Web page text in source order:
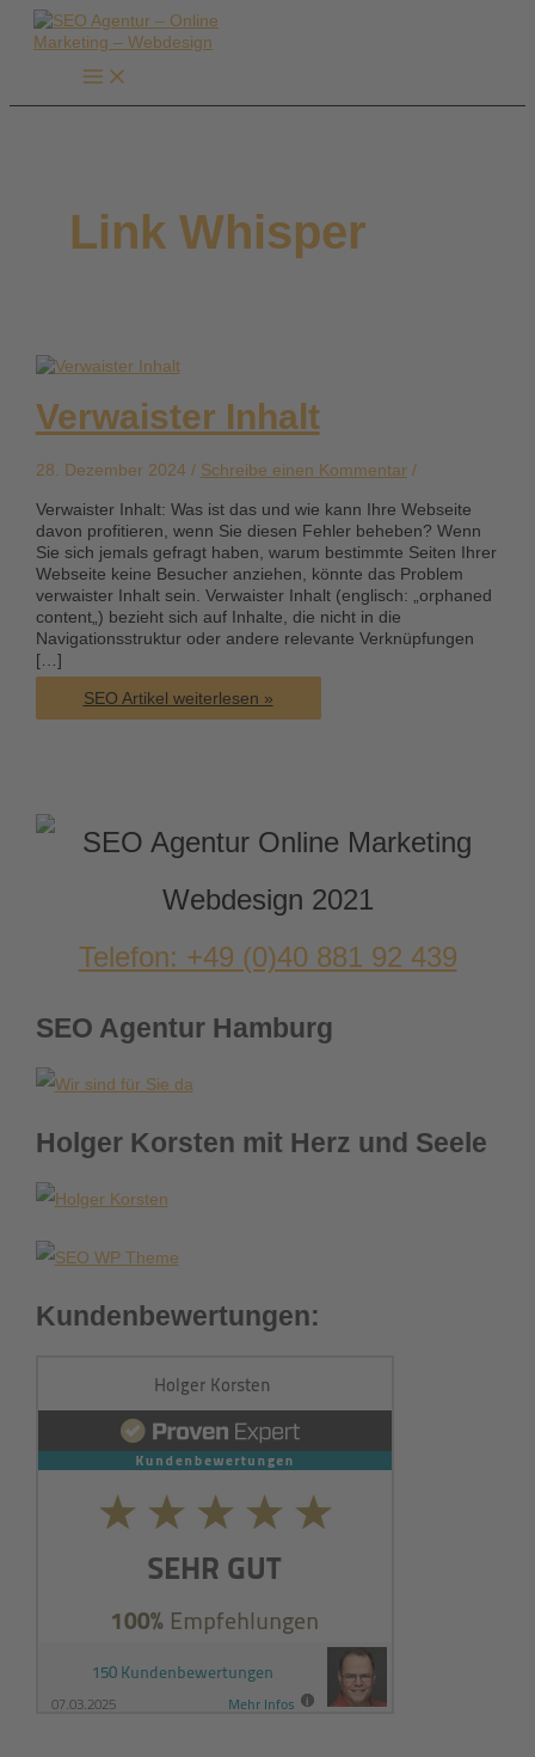
Zum
Inhalt
Link Whisper
Verwaister Inhalt
28. Dezember 2024 / Schreibe einen Kommentar /
Verwaister Inhalt: Was ist das und wie kann Ihre Webseite
davon profitieren, wenn Sie diesen Fehler beheben? Wenn
Sie sich jemals gefragt haben, warum bestimmte Seiten Ihrer
Webseite keine Besucher anziehen, könnte das Problem
verwaister Inhalt sein. Verwaister Inhalt (englisch: „orphaned
content„) bezieht sich auf Inhalte, die nicht in die
Navigationsstruktur oder andere relevante Verknüpfungen
[…]
Verwaister
Inhalt
SEO Artikel weiterlesen »
Telefon: +49 (0)40 881 92 439
SEO Agentur Hamburg
Holger Korsten mit Herz und Seele
Kundenbewertungen: